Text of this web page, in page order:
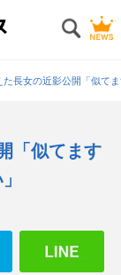
た長女の近影公開「似て
「似てます